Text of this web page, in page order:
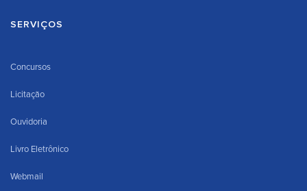
SERVIÇOS
Concursos
Licitação
Ouvidoria
Livro Eletrônico
Webmail